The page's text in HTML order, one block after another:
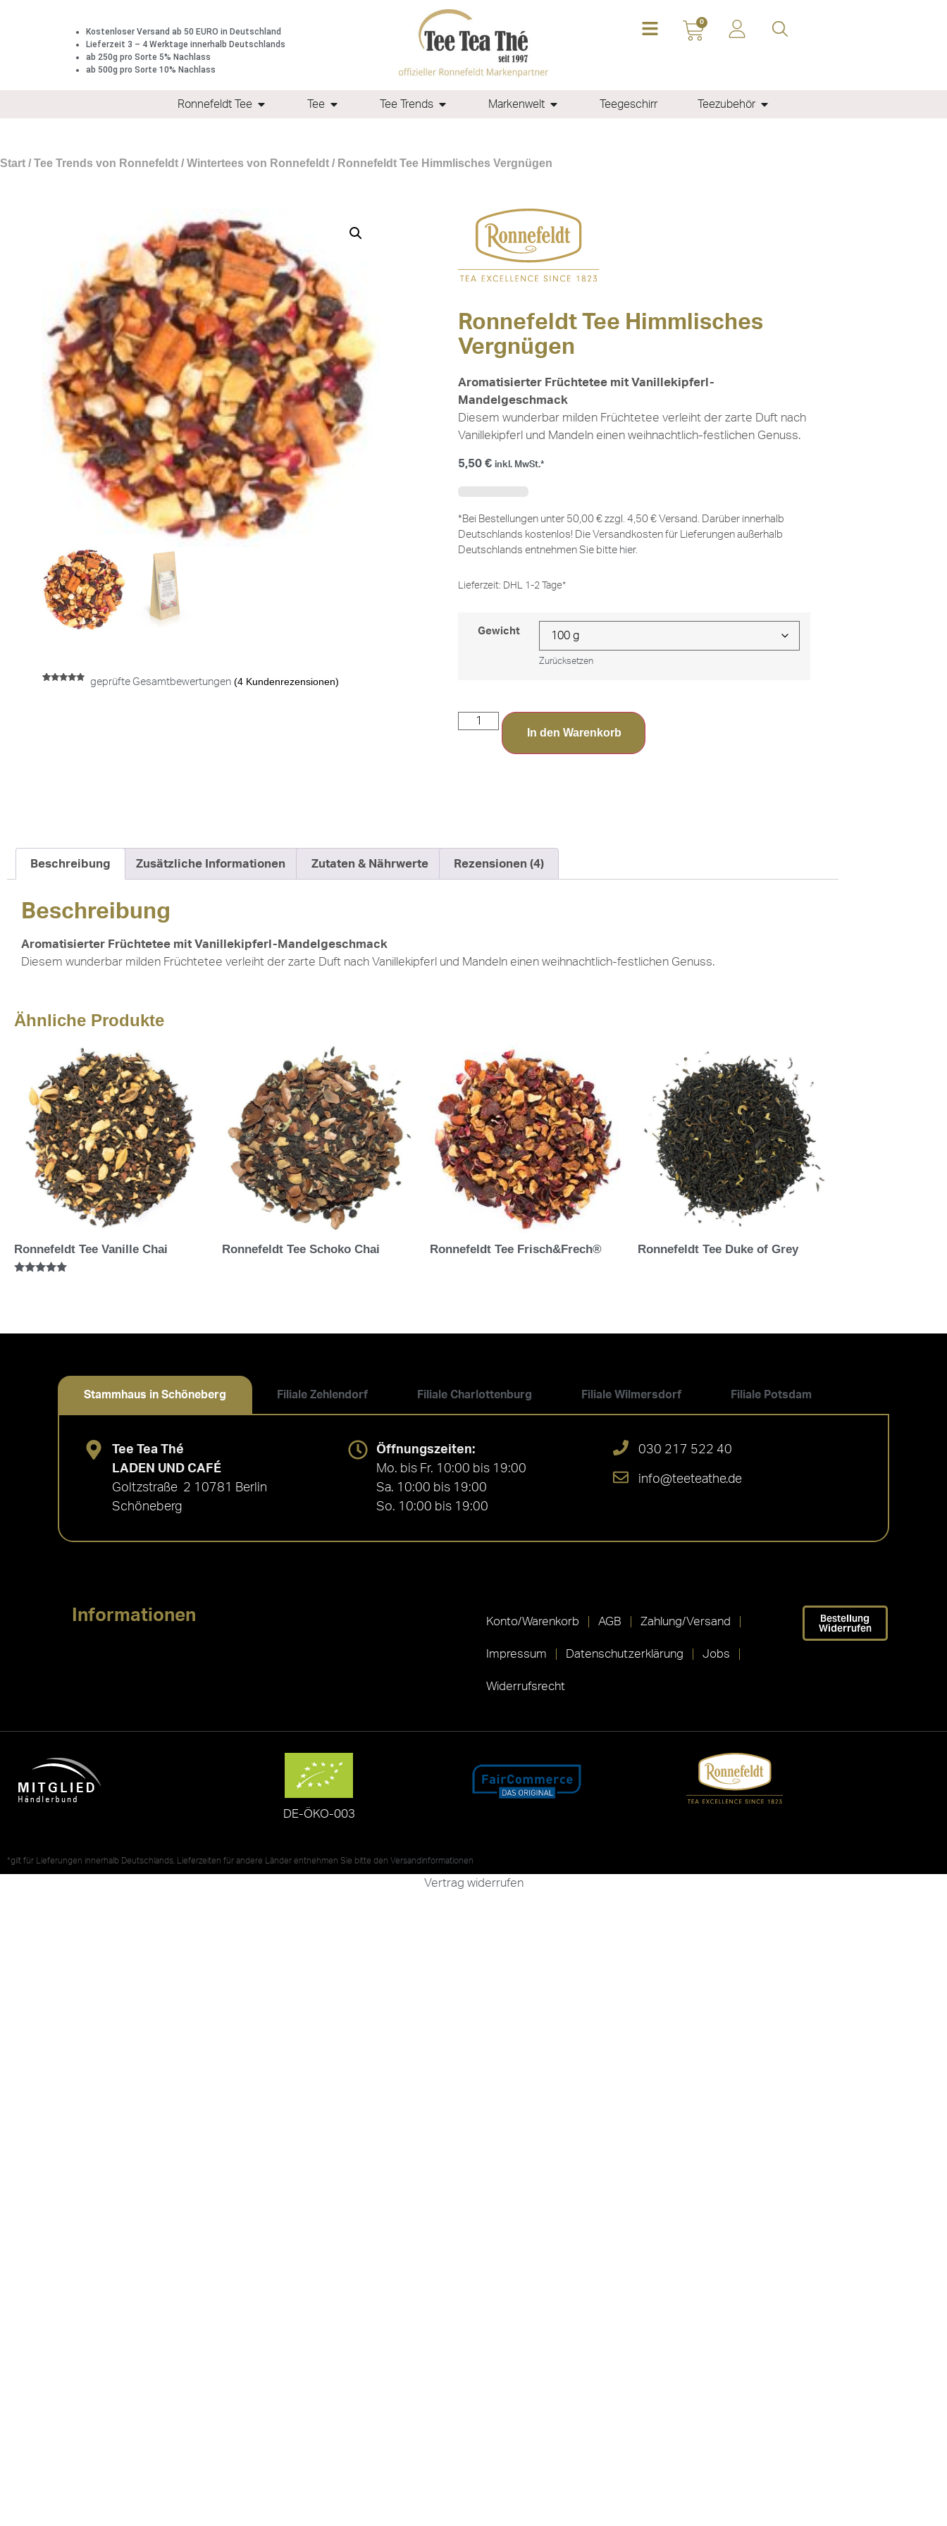
Kostenloser Versand ab 50 EURO in Deutschland
Lieferzeit 3 – 4 Werktage innerhalb Deutschlands
ab 250g pro Sorte 5% Nachlass
ab 500g pro Sorte 10% Nachlass
0
Ronnefeldt Tee Tee Tee Trends Markenwelt Teegeschirr Teezubehör
Start / Tee Trends von Ronnefeldt / Wintertees von Ronnefeldt / Ronnefeldt Tee Himmlisches Vergnügen
geprüfte Gesamtbewertungen (4Kundenrezensionen)
Ronnefeldt Tee Himmlisches
Vergnügen
Aromatisierter Früchtetee mit Vanillekipferl-
Mandelgeschmack
Diesem wunderbar milden Früchtetee verleiht der zarte Duft nach
Vanillekipferl und Mandeln einen weihnachtlich-festlichen Genuss.
5,50 € inkl. MwSt.*
*Bei Bestellungen unter 50,00 € zzgl. 4,50 € Versand. Darüber innerhalb
Deutschlands kostenlos! Die Versandkosten für Lieferungen außerhalb
Deutschlands entnehmen Sie bitte hier.
Lieferzeit: DHL 1-2 Tage*
Gewicht
Zurücksetzen
In den Warenkorb
Beschreibung Zusätzliche Informationen Zutaten & Nährwerte Rezensionen (4)
Beschreibung
Aromatisierter Früchtetee mit Vanillekipferl-Mandelgeschmack
Diesem wunderbar milden Früchtetee verleiht der zarte Duft nach Vanillekipferl und Mandeln einen weihnachtlich-festlichen Genuss.
Ähnliche Produkte
Ronnefeldt Tee Vanille Chai Ronnefeldt Tee Schoko Chai Ronnefeldt Tee Frisch&Frech® Ronnefeldt Tee Duke of Grey
Stammhaus in Schöneberg Filiale Zehlendorf Filiale Charlottenburg Filiale Wilmersdorf Filiale Potsdam
Tee Tea Thé
LADEN UND CAFÉ
Goltzstraße 2 10781 Berlin
Schöneberg
Öffnungszeiten:
Mo. bis Fr. 10:00 bis 19:00
Sa. 10:00 bis 19:00
So. 10:00 bis 19:00
030 217 522 40
info@teeteathe.de
Informationen Konto/Warenkorb AGB Zahlung/Versand
Impressum Datenschutzerklärung Jobs
Widerrufsrecht
Bestellung
Widerrufen
DE-ÖKO-003
*gilt für Lieferungen innerhalb Deutschlands, Lieferzeiten für andere Länder entnehmen Sie bitte den Versandinformationen
Vertrag widerrufen